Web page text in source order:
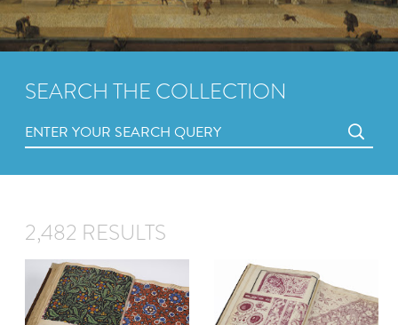
SEARCH THE COLLECTION
2,482 RESULTS